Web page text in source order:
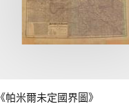
《帕米爾未定國界圖》